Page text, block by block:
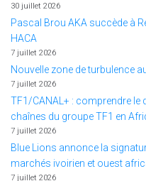
30 juillet 2026
Pascal Brou AKA succède à
HACA
7 juillet 2026
Nouvelle zone de turbulence
7 juillet 2026
TF1/CANAL+ : comprendre
chaînes du groupe TF1 en
7 juillet 2026
Blue Lions annonce la
marchés ivoirien et ouest
7 juillet 2026